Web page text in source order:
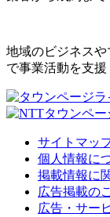
地域のビジネス
で事業活動を支援
サイトマッ
個人情報に
掲載情報に
広告掲載の
広告・サー